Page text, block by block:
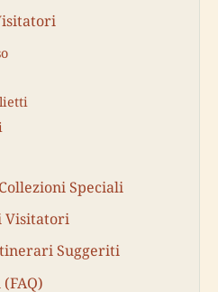
Speciali
Visitatori
Suggeriti